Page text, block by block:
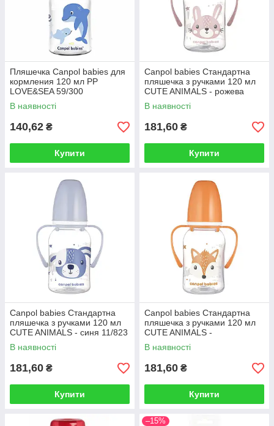
Пляшечка Canpol babies для
кормления 120 мл PP
LOVE&SEA 59/300
В наявності
140,62 ₴
Купити
Canpol babies Стандартна
пляшечка з ручками 120 мл
CUTE ANIMALS - рожева
11/823
В наявності
181,60 ₴
Купити
Canpol babies Стандартна
пляшечка з ручками 120 мл
CUTE ANIMALS - синя 11/823
В наявності
181,60 ₴
Купити
Canpol babies Стандартна
пляшечка з ручками 120 мл
CUTE ANIMALS -
помаранчева 11/823
В наявності
181,60 ₴
Купити
–15%